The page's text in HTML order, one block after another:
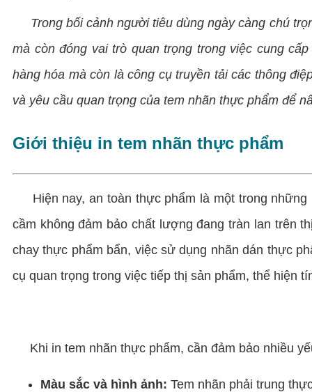
Trong bối cảnh người tiêu dùng ngày càng chú
mà còn đóng vai trò quan trọng trong việc cung
hàng hóa mà còn là công cụ truyền tải các thông
và yêu cầu quan trọng của tem nhãn thực phẩm để
Giới thiệu in tem nhãn thực phẩm
Hiện nay, an toàn thực phẩm là một trong những
cầm không đảm bảo chất lượng đang tràn lan trên
chay thực phẩm bẩn, việc sử dụng nhãn dán thực
cụ quan trọng trong việc tiếp thị sản phẩm, thể hiện
Khi in tem nhãn thực phẩm, cần đảm bảo nhiều
Màu sắc và hình ảnh: Tem nhãn phải trung